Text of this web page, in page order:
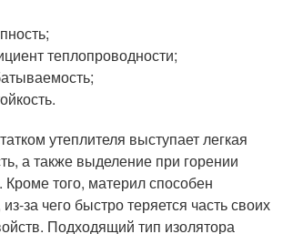
теплопроводности;
утеплителя выступает легкая
а также выделение при горении
Кроме того, материл способен
за чего быстро теряется часть своих
Подходящий тип изолятора